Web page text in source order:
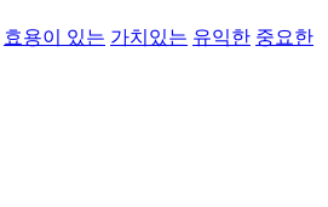
효용이 있는 가치있는 유익한 중요한